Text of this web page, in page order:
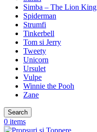
Simba – The Lion King
Spiderman
Strumfi
Tinkerbell
Tom si Jerry
Tweety
Unicorn
Ursulet
Vulpe
Winnie the Pooh
Zane
Search
0 items